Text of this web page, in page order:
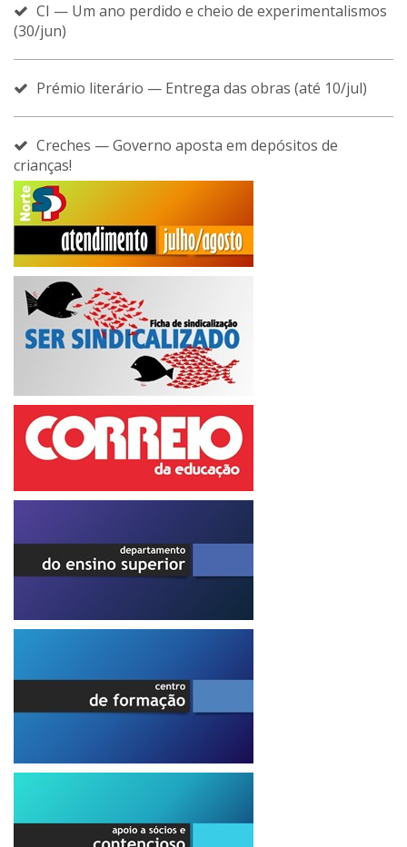
CI — Um ano perdido e cheio de experimentalismos
(30/jun)
Prémio literário — Entrega das obras (até 10/jul)
Creches — Governo aposta em depósitos de
crianças!